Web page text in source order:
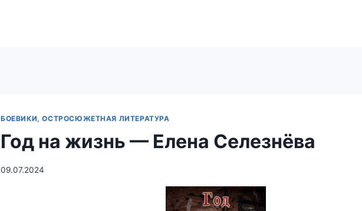
БОЕВИКИ, ОСТРОСЮЖЕТНАЯ ЛИТЕРАТУРА
Год на жизнь — Елена Селезнёва
09.07.2024